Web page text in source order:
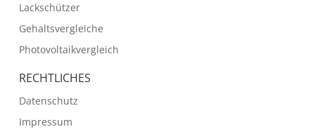
Lackschützer
Gehaltsvergleiche
Photovoltaikvergleich
RECHTLICHES
Datenschutz
Impressum